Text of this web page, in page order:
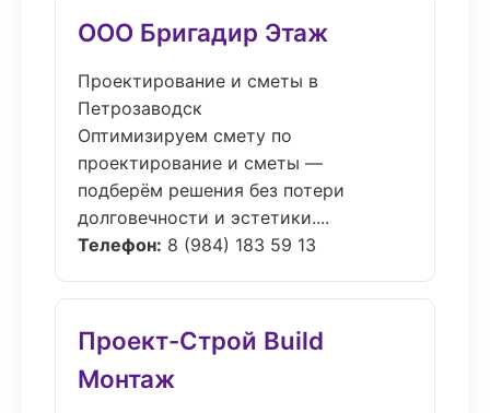
ООО Бригадир Этаж
Проектирование и сметы в
Петрозаводск
Оптимизируем смету по
проектирование и сметы —
подберём решения без потери
долговечности и эстетики....
Телефон: 8 (984) 183 59 13
Проект-Строй Build
Монтаж